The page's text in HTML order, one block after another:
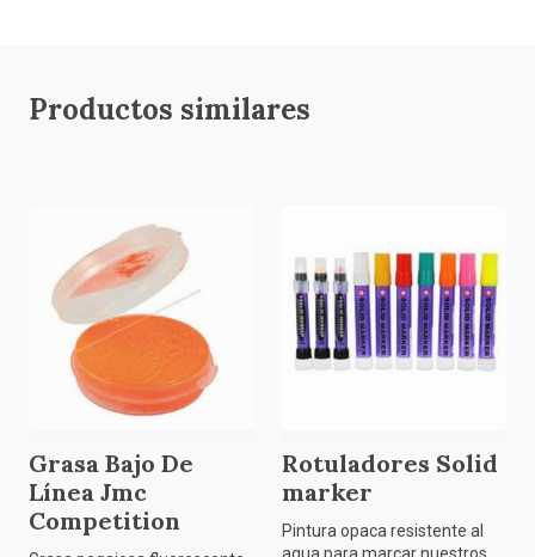
Productos similares
Grasa Bajo De
Línea Jmc
Competition
Rotuladores Solid
marker
Pintura opaca resistente al
agua para marcar nuestros